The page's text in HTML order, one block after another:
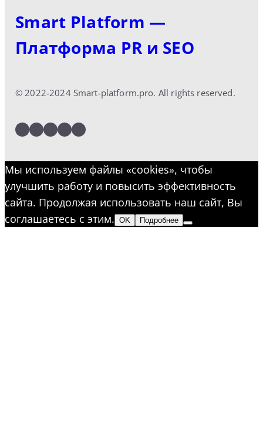
Smart Platform —
Платформа PR и SEO
© 2022-2024 Smart-platform.pro. All rights reserved.
LinkedIn
Facebook
Twitter
Instagram
YouTube
Мы используем файлы «cookies», чтобы
улучшить работу и повысить эффективность
сайта. Продолжая использовать наш сайт, Вы
соглашаетесь с этим. OK Подробнее